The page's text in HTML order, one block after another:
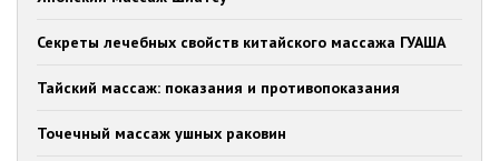
Секреты лечебных свойств китайского массажа ГУАША
Тайский массаж: показания и противопоказания
Точечный массаж ушных раковин